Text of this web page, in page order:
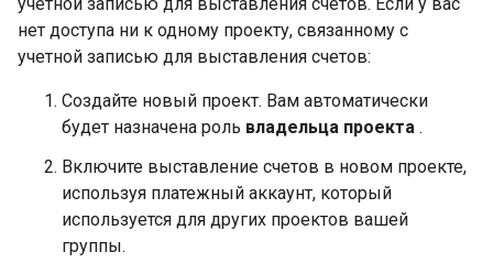
нет доступа ни к одному проекту, связанному с
учетной записью для выставления счетов:
Создайте новый проект. Вам автоматически
будет назначена роль владельца проекта .
Включите выставление счетов в новом проекте,
используя платежный аккаунт, который
используется для других проектов вашей
группы.